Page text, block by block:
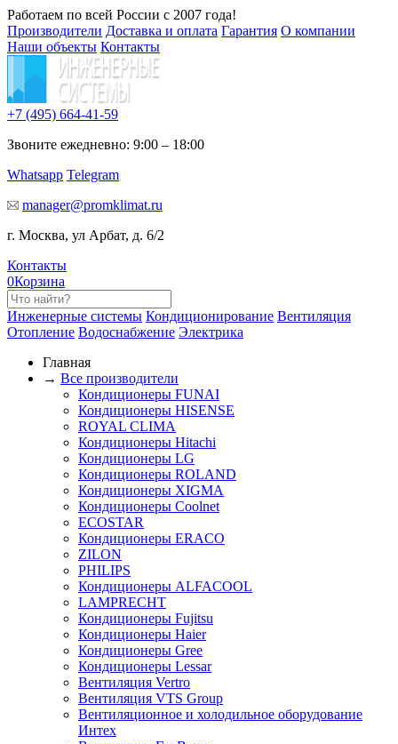
Работаем по всей России с 2007 года!
Производители Доставка и оплата Гарантия О компании
Наши объекты Контакты
+7 (495) 664-41-59
Звоните ежедневно: 9:00 – 18:00
Whatsapp Telegram
manager@promklimat.ru
г. Москва, ул Арбат, д. 6/2
Контакты
0Корзина
Инженерные системы Кондиционирование Вентиляция
Отопление Водоснабжение Электрика
Главная
→ Все производители
Кондиционеры FUNAI
Кондиционеры HISENSE
ROYAL CLIMA
Кондиционеры Hitachi
Кондиционеры LG
Кондиционеры ROLAND
Кондиционеры XIGMA
Кондиционеры Coolnet
ECOSTAR
Кондиционеры ERACO
ZILON
PHILIPS
Кондиционеры ALFACOOL
LAMPRECHT
Кондиционеры Fujitsu
Кондиционеры Haier
Кондиционеры Gree
Кондиционеры Lessar
Вентиляция Vertro
Вентиляция VTS Group
Вентиляционное и холодильное оборудование
Интех